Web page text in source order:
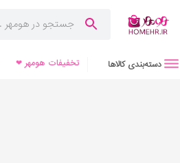
دسته‌بندی کالاها تخفیفات هومهر ❤